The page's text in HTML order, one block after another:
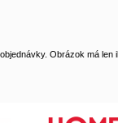
Obrázok má len